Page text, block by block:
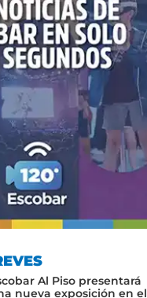
Al Piso presentará
nueva exposición en el